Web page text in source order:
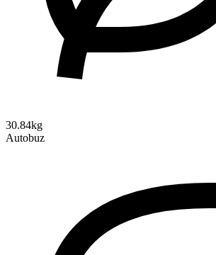
30.84kg
Autobuz